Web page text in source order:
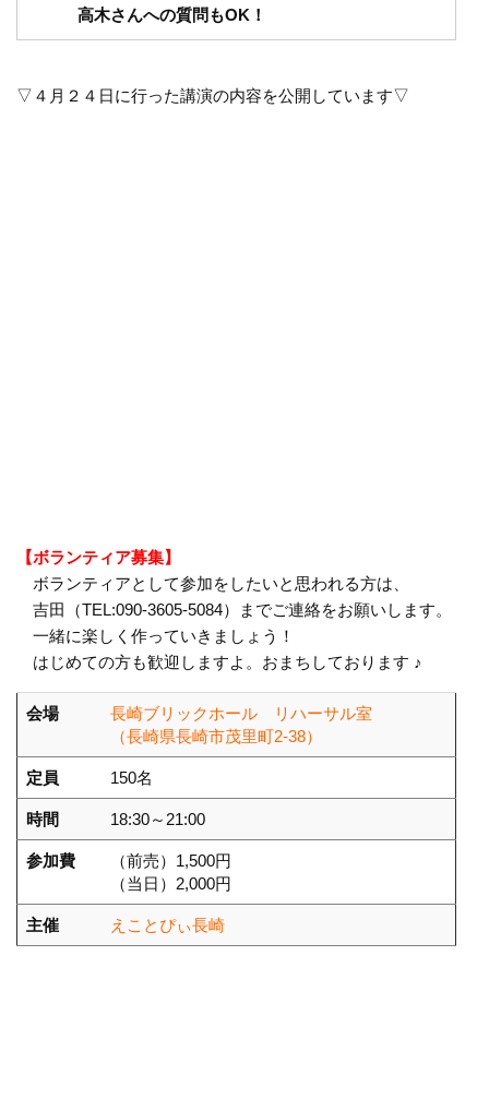
高木さんへの質問もOK！
▽４月２４日に行った講演の内容を公開しています▽
【ボランティア募集】
ボランティアとして参加をしたいと思われる方は、
吉田（TEL:090-3605-5084）までご連絡をお願いします。
一緒に楽しく作っていきましょう！
はじめての方も歓迎しますよ。おまちしております ♪
会場
長崎ブリックホール リハーサル室
（長崎県長崎市茂里町2-38）
定員 150名
時間 18:30～21:00
参加費
（前売）1,500円
（当日）2,000円
主催 えことぴぃ長崎